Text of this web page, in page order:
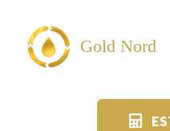
contenu
Gold Nord